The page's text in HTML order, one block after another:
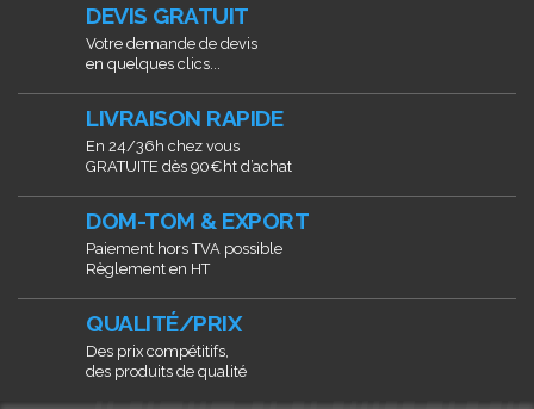
DEVIS GRATUIT
Votre demande de devis
en quelques clics...
LIVRAISON RAPIDE
En 24/36h chez vous
GRATUITE dès 90€ht d’achat
DOM-TOM & EXPORT
Paiement hors TVA possible
Règlement en HT
QUALITÉ/PRIX
Des prix compétitifs,
des produits de qualité